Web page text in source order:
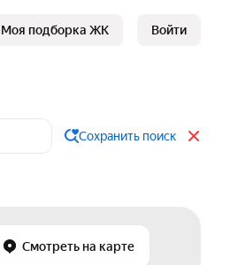
Моя подборка ЖК Войти
Сохранить поиск
Смотреть на карте